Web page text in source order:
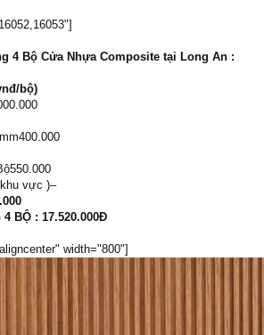
4 Bộ Cửa Nhựa Composite tại Long An :
bộ)
vực )–
4 BỘ : 17.520.000Đ
width="800"]